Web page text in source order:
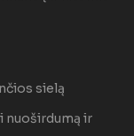
sielą
nuoširdumą ir